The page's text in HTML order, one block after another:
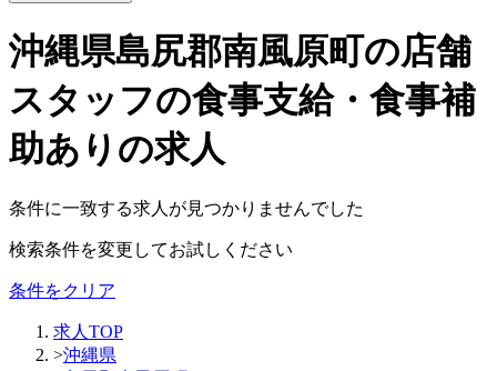
沖縄県島尻郡南風原町の店舗
スタッフの食事支給・食事補
助ありの求人
条件に一致する求人が見つかりませんでした
検索条件を変更してお試しください
条件をクリア
求人TOP
>沖縄県